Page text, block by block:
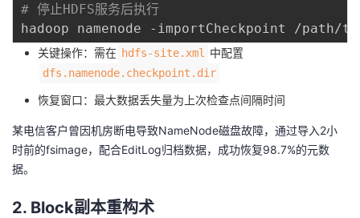
# 停止HDFS服务后执行
关键操作：需在 hdfs-site.xml 中配置
dfs.namenode.checkpoint.dir
恢复窗口：最大数据丢失量为上次检查点间隔时间
某电信客户曾因机房断电导致NameNode磁盘故障，通过导入2小
时前的fsimage，配合EditLog归档数据，成功恢复98.7%的元数
据。
2. Block副本重构术